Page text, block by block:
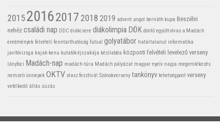
201520162017 2018 2019 advent angol bernáth kupa Beszélni
nehéz családi nap DDC diákcsere diákolimpia DÖK döntő együtt olvas a Madách
eredmények felvételi fenntarthatóság futsal golyatábor határtalanul
informatika
javítóvizsga kajak-kenu kutatók éjszakája kézilabda központi felvételi levelező verseny
lányfoci Madách-nap madách-túra Madách pályázat magyar nyelv napja megemlékezés
nemzeti ünnepek OKTV olasz fesztivál Szónokverseny tankönyv tehetségpont verseny
vetélkedő állás úszás